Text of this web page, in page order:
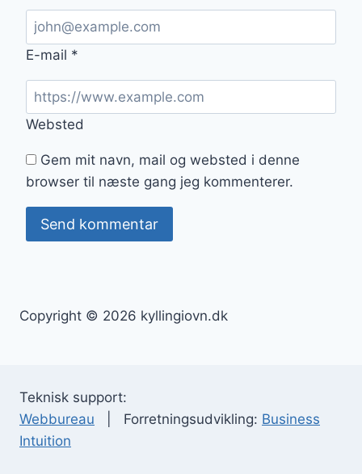
E-mail *
Websted
Gem mit navn, mail og websted i denne
browser til næste gang jeg kommenterer.
Copyright © 2026 kyllingiovn.dk
Teknisk support:
Webbureau | Forretningsudvikling: Business
Intuition